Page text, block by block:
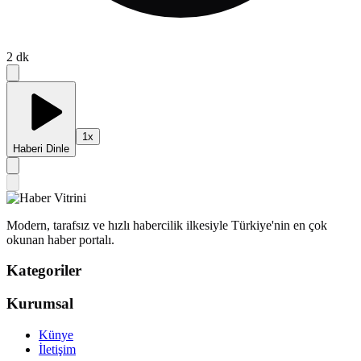
2 dk
Haberi Dinle
1x
Modern, tarafsız ve hızlı habercilik ilkesiyle Türkiye'nin en çok
okunan haber portalı.
Kategoriler
Kurumsal
Künye
İletişim